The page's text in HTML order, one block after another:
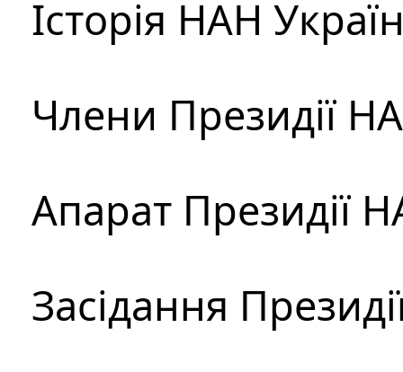
Історія НАН
Члени Президії
Апарат Президії
Засідання